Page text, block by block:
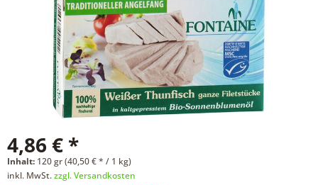
4,86 € *
Inhalt: 120 gr (40,50 € * / 1 kg)
inkl. MwSt.zzgl. Versandkosten